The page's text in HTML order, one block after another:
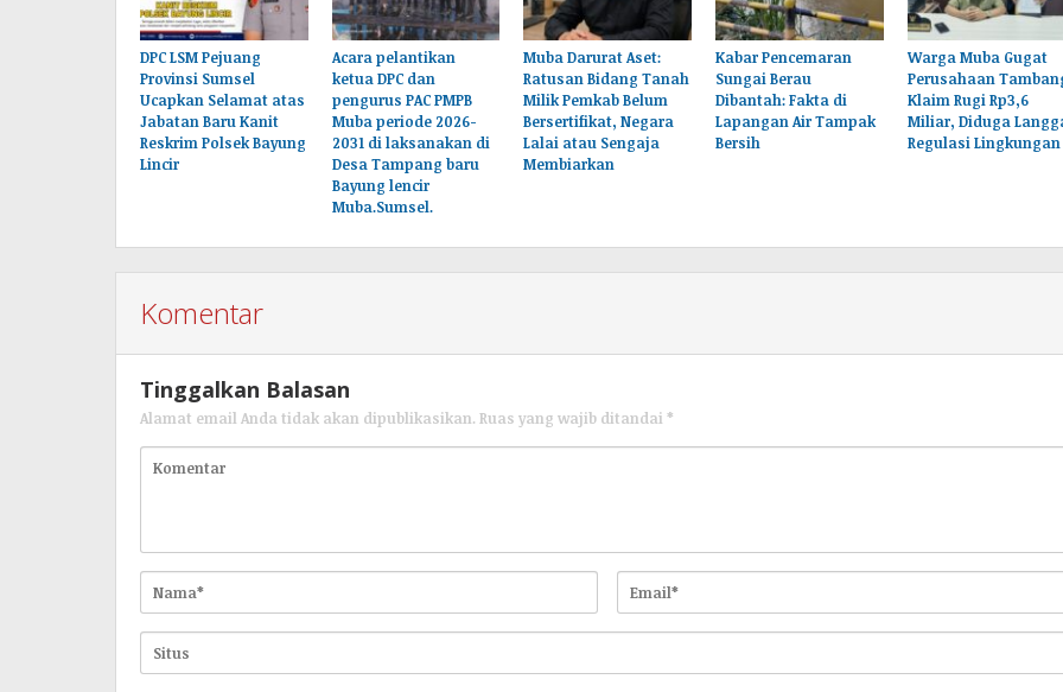
DPC LSM Pejuang
Provinsi Sumsel
Ucapkan Selamat atas
Jabatan Baru Kanit
Reskrim Polsek Bayung
Lincir
Acara pelantikan
ketua DPC dan
pengurus PAC PMPB
Muba periode 2026-
2031 di laksanakan di
Desa Tampang baru
Bayung lencir
Muba.Sumsel.
Muba Darurat Aset:
Ratusan Bidang Tanah
Milik Pemkab Belum
Bersertifikat, Negara
Lalai atau Sengaja
Membiarkan
Kabar Pencemaran
Sungai Berau
Dibantah: Fakta di
Lapangan Air Tampak
Bersih
Warga Muba Gugat
Perusahaan
Klaim Rugi Rp3,6
Miliar, Diduga
Regulasi Lingkungan
Komentar
Tinggalkan Balasan
Alamat email Anda tidak akan dipublikasikan. Ruas yang wajib ditandai *